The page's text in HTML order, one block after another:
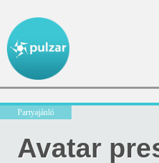
Partyajánló
Avatar